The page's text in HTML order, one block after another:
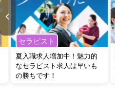
セラピスト
夏入職求人増加中！魅力的
なセラピスト求人は早いも
の勝ちです！